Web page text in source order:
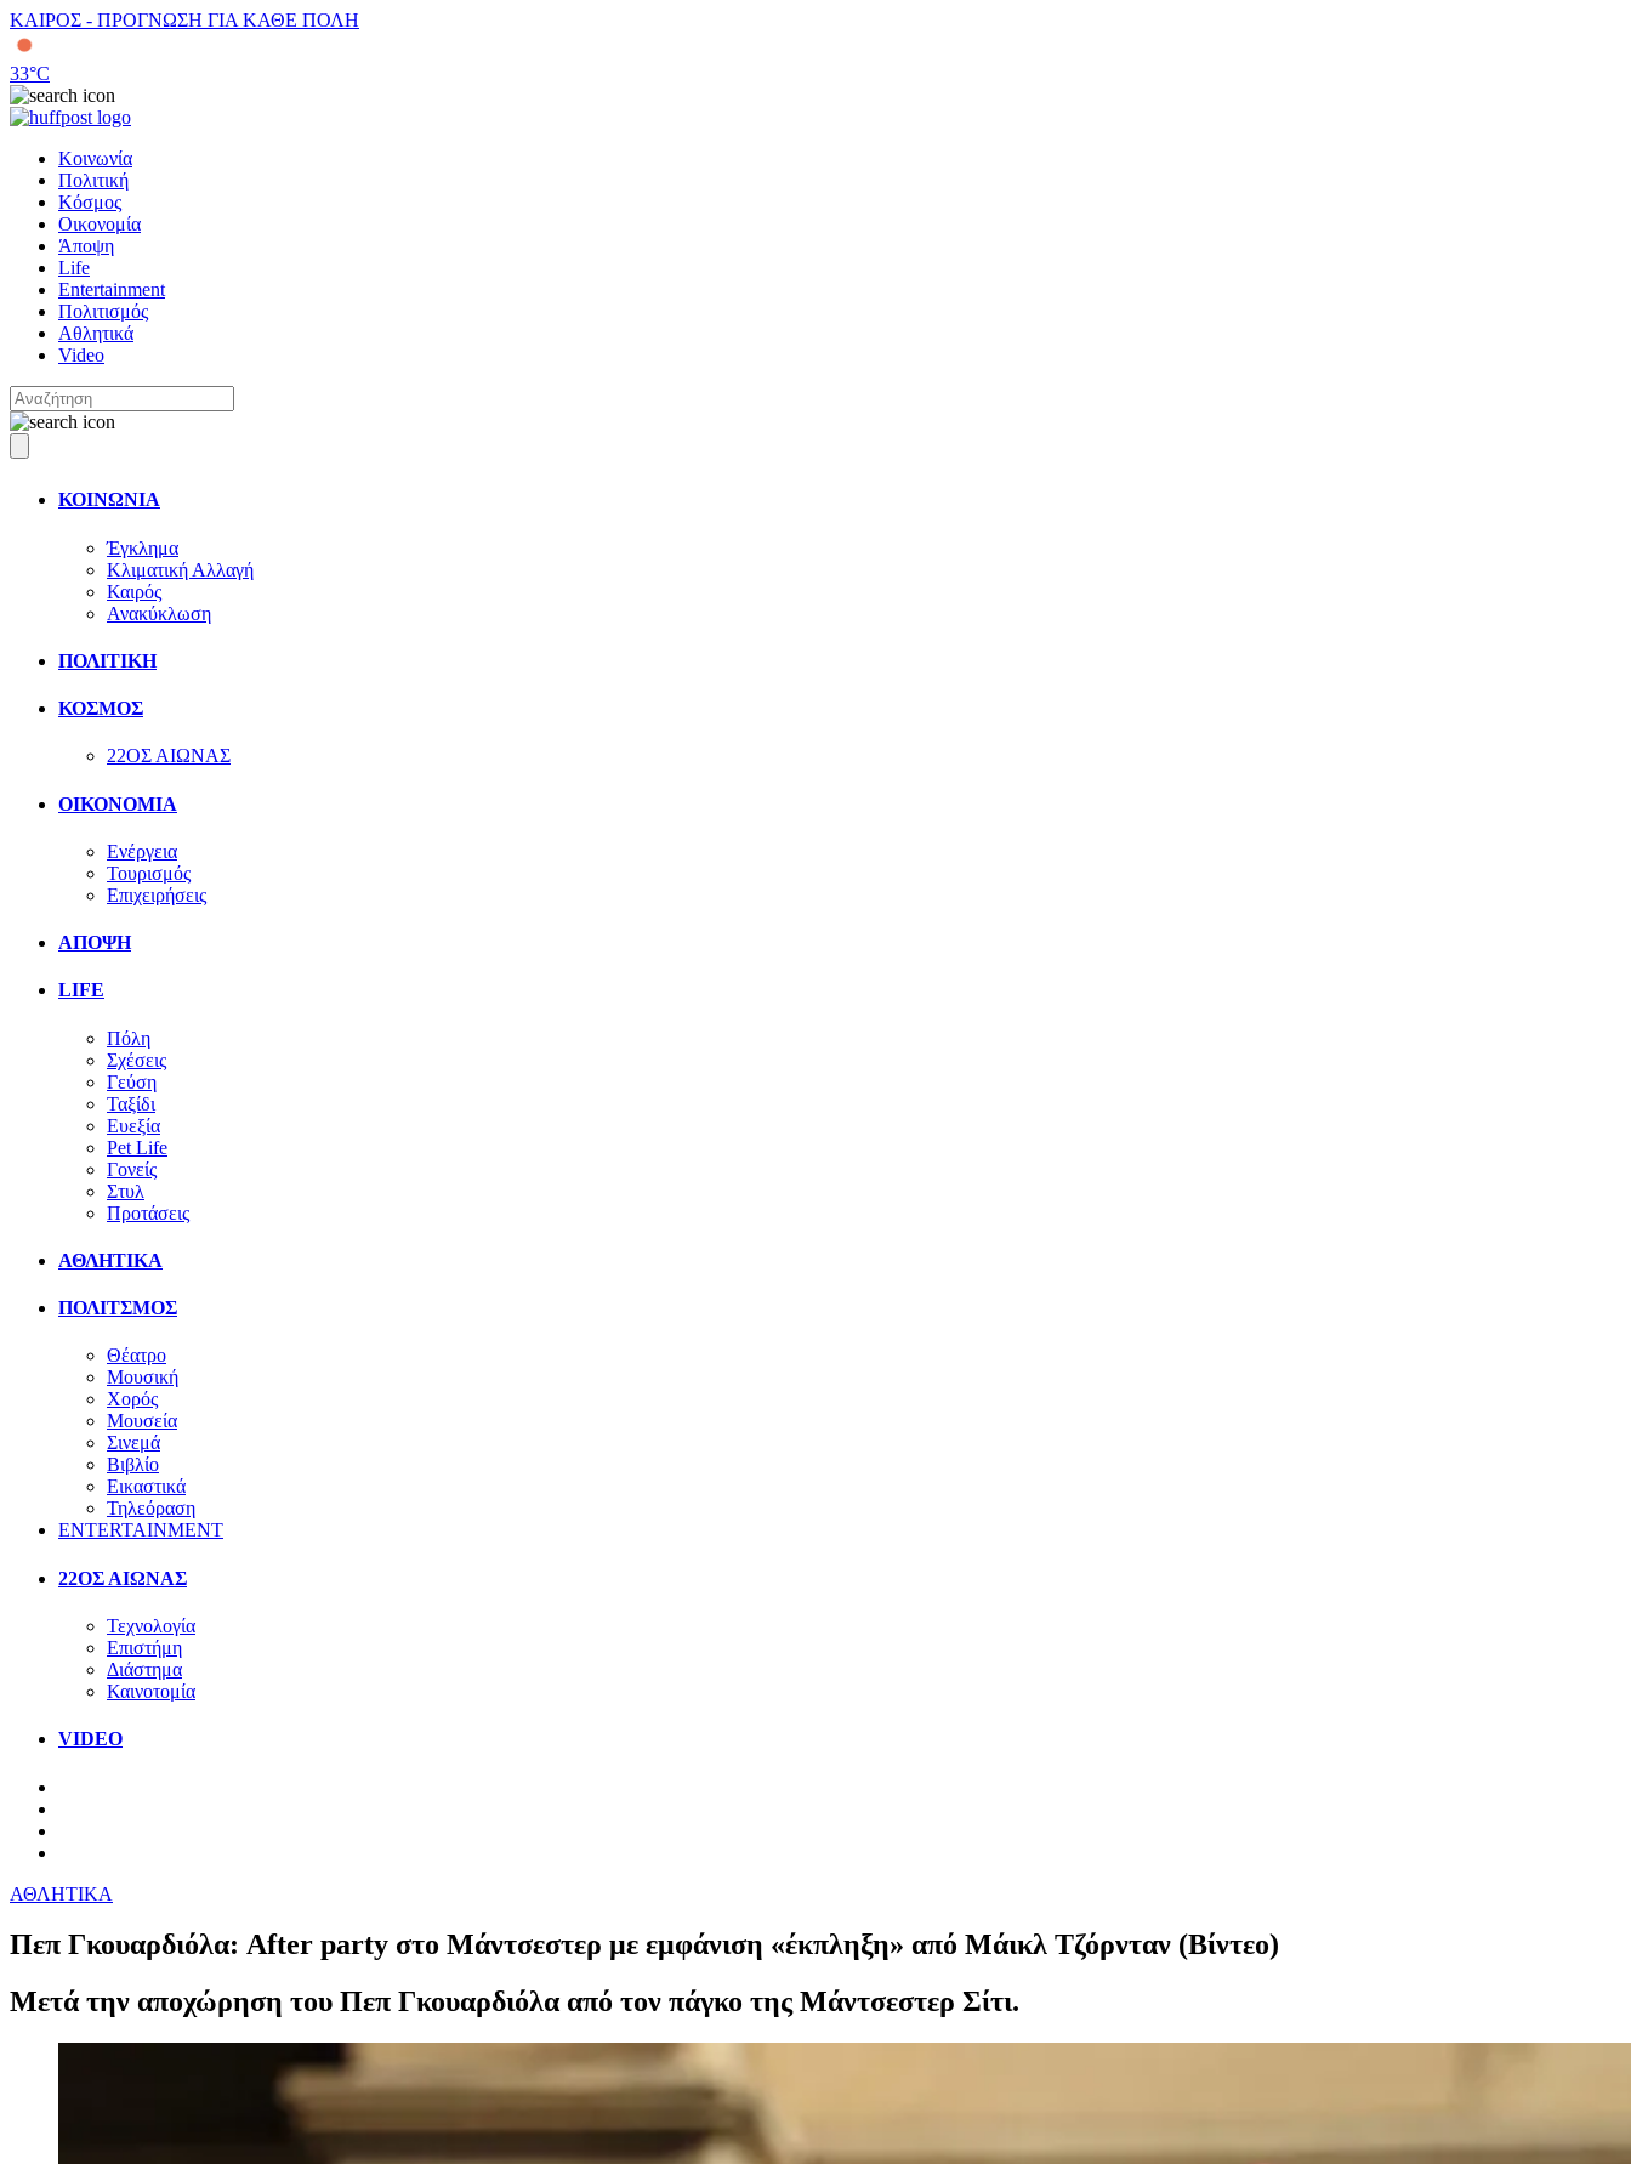
ΚΑΙΡΟΣ - ΠΡΟΓΝΩΣΗ ΓΙΑ ΚΑΘΕ ΠΟΛΗ
33°C
Κοινωνία
Πολιτική
Κόσμος
Οικονομία
Άποψη
Life
Entertainment
Πολιτισμός
Αθλητικά
Video
ΚΟΙΝΩΝΙΑ
Έγκλημα
Κλιματική Αλλαγή
Καιρός
Ανακύκλωση
ΠΟΛΙΤΙΚΗ
ΚΟΣΜΟΣ
22ΟΣ ΑΙΩΝΑΣ
ΟΙΚΟΝΟΜΙΑ
Ενέργεια
Τουρισμός
Επιχειρήσεις
ΑΠΟΨΗ
LIFE
Πόλη
Σχέσεις
Γεύση
Ταξίδι
Ευεξία
Pet Life
Γονείς
Στυλ
Προτάσεις
ΑΘΛΗΤΙΚΑ
ΠΟΛΙΤΣΜΟΣ
Θέατρο
Μουσική
Χορός
Μουσεία
Σινεμά
Βιβλίο
Εικαστικά
Τηλεόραση
ENTERTAINMENT
22ΟΣ ΑΙΩΝΑΣ
Τεχνολογία
Επιστήμη
Διάστημα
Καινοτομία
VIDEO
ΑΘΛΗΤΙΚΑ
Πεπ Γκουαρδιόλα: After party στο Μάντσεστερ με εμφάνιση «έκπληξη» από Μάικλ Τζόρνταν (Βίντεο)
Μετά την αποχώρηση του Πεπ Γκουαρδιόλα από τον πάγκο της Μάντσεστερ Σίτι.